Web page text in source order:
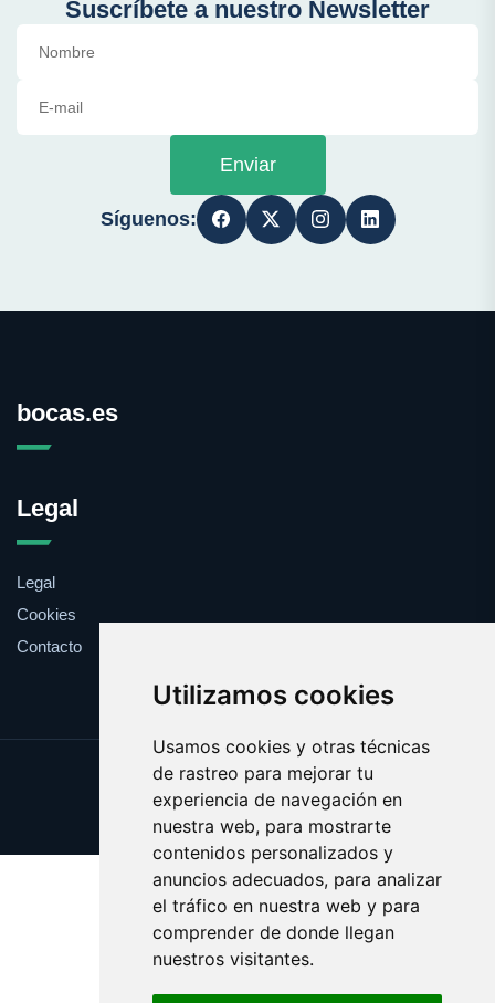
Utilizamos cookies
Usamos cookies y otras técnicas
de rastreo para mejorar tu
experiencia de navegación en
nuestra web, para mostrarte
contenidos personalizados y
anuncios adecuados, para analizar
el tráfico en nuestra web y para
comprender de donde llegan
nuestros visitantes.
Suscríbete a nuestro Newsletter
Enviar
Síguenos:
bocas.es
Legal
Legal
Cookies
Contacto
Update cookies preferences
Copyright © 2025 bocas.es